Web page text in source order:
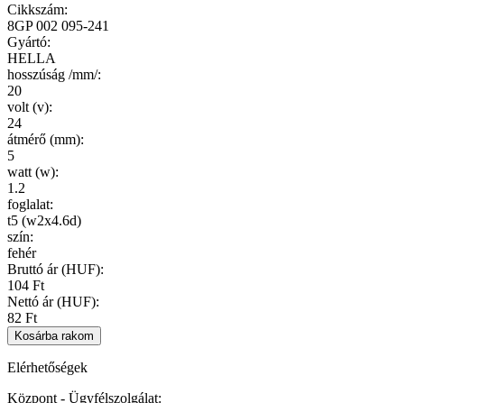
Cikkszám:
8GP 002 095-241
Gyártó:
HELLA
hosszúság /mm/:
20
volt (v):
24
átmérő (mm):
5
watt (w):
1.2
foglalat:
t5 (w2x4.6d)
szín:
fehér
Bruttó ár (HUF):
104 Ft
Nettó ár (HUF):
82 Ft
Elérhetőségek
Központ - Ügyfélszolgálat: